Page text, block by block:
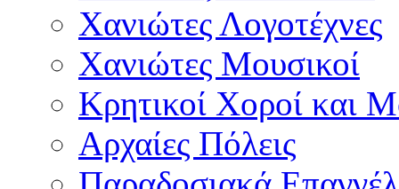
Χανιώτες Λογοτέχνες
Χανιώτες Μουσικοί
Κρητικοί Χοροί και
Αρχαίες Πόλεις